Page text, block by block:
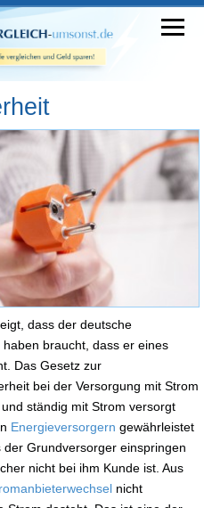
dass der deutsche
braucht, dass er eines
Das Gesetz zur
bei der Versorgung mit Strom
ständig mit Strom versorgt
Energieversorgern gewährleistet
der Grundversorger einspringen
nicht bei ihm Kunde ist. Aus
nicht